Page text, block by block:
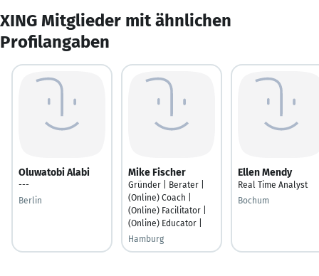
XING Mitglieder mit ähnlichen
Profilangaben
Oluwatobi Alabi
---
Berlin
Mike Fischer
Gründer | Berater |
(Online) Coach |
(Online) Facilitator |
(Online) Educator |
Hamburg
Ellen Mendy
Real Time Analyst
Bochum